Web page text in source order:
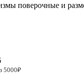
поверочные и